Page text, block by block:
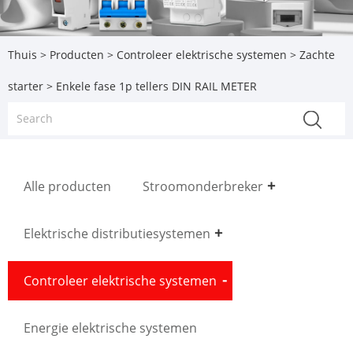
Thuis > Producten > Controleer elektrische systemen > Zachte
starter > Enkele fase 1p tellers DIN RAIL METER
Alle producten Stroomonderbreker
Elektrische distributiesystemen
Controleer elektrische systemen
Energie elektrische systemen